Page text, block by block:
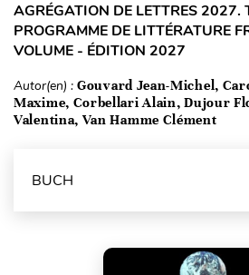
AGRÉGATION DE LETTRES 2027.
PROGRAMME DE LITTÉRATURE
VOLUME - ÉDITION 2027
Autor(en) : Gouvard Jean-Michel,
Maxime, Corbellari Alain, Dujour
Valentina, Van Hamme Clément
BUCH